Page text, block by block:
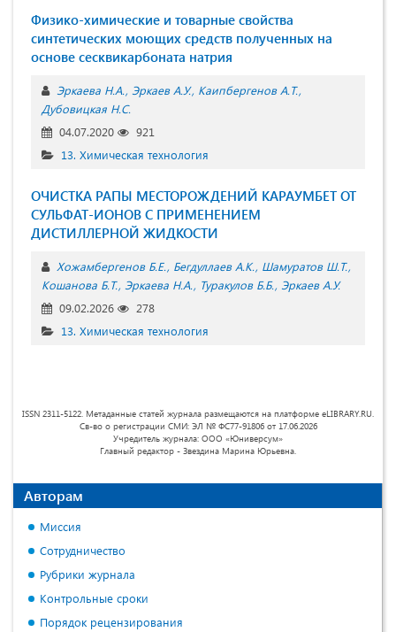
Физико-химические и товарные свойства
синтетических моющих средств полученных на
основе сесквикарбоната натрия
Эркаева Н.А. Эркаев А.У. Каипбергенов А.Т.
Дубовицкая Н.С.
04.07.2020
921
13. Химическая технология
ОЧИСТКА РАПЫ МЕСТОРОЖДЕНИЙ КАРАУМБЕТ ОТ
СУЛЬФАТ-ИОНОВ С ПРИМЕНЕНИЕМ
ДИСТИЛЛЕРНОЙ ЖИДКОСТИ
Хожамбергенов Б.Е. Бегдуллаев А.К. Шамуратов Ш.Т.
Кошанова Б.Т. Эркаева Н.А. Туракулов Б.Б. Эркаев А.У.
09.02.2026
278
13. Химическая технология
ISSN 2311-5122. Метаданные статей журнала размещаются на платформе eLIBRARY.RU.
Св-во о регистрации СМИ: ЭЛ № ФС77-91806 от 17.06.2026
Учредитель журнала: ООО «Юниверсум»
Главный редактор - Звездина Марина Юрьевна.
Авторам
Миссия
Сотрудничество
Рубрики журнала
Контрольные сроки
Порядок рецензирования